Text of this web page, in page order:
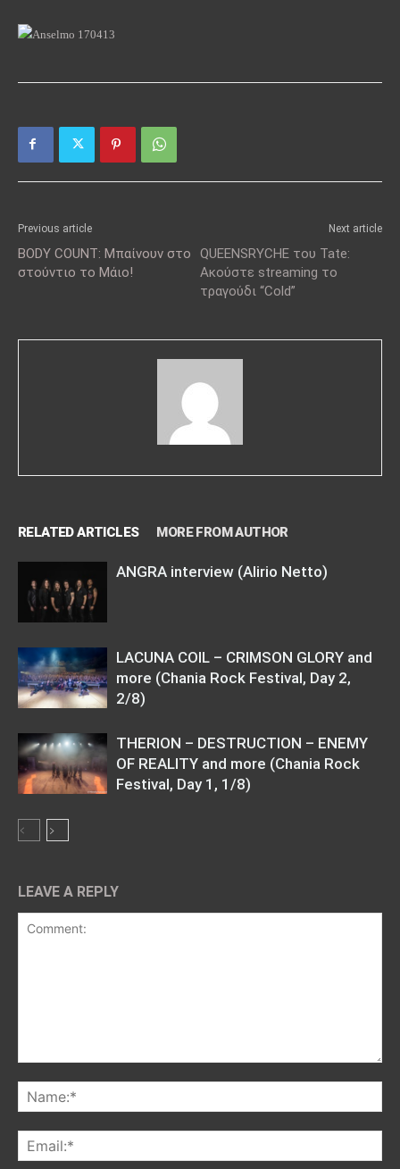
Previous article
BODY COUNT: Μπαίνουν στο
στούντιο το Μάιο!
Next article
QUEENSRYCHE του Tate:
Ακούστε streaming το
τραγούδι “Cold”
RELATED ARTICLES MORE FROM AUTHOR
ANGRA interview (Alirio Netto)
LACUNA COIL – CRIMSON GLORY and
more (Chania Rock Festival, Day 2,
2/8)
THERION – DESTRUCTION – ENEMY
OF REALITY and more (Chania Rock
Festival, Day 1, 1/8)
LEAVE A REPLY